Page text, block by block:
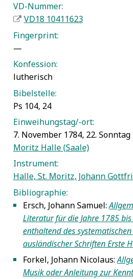
VD-Nummer:
VD18 10411623
Fingerprint:
—
Konfession:
lutherisch
Bibelstelle:
Ps 104, 24
Einweihungstag/-ort:
7. November 1784, 22.
Moritz Halle (Saale)
Instrument:
Halle, St. Moritz, Johann
Bibliographie:
5 Ersch, Johann Samuel:
Literatur für die Jahre 1785
enthaltend des
ausländischer Schriften Erste
5 Forkel, Johann Nicolaus:
Musik oder Anleitung zur